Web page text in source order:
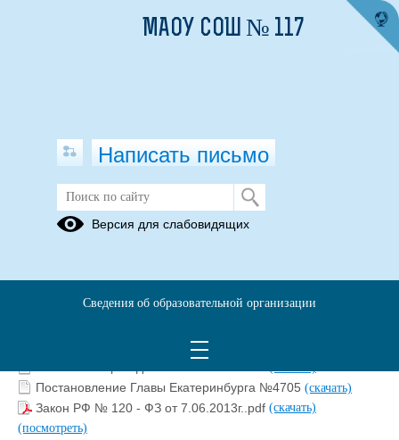
Законодательство
Законодательство
Статьи КоАП и УК РФ о вандализме и экстремизме
Постановление Главы Екатеринбурга №4705 (скачать)
Закон РФ № 120 - ФЗ от 7.06.2013г..pdf (скачать)
(посмотреть)
МАОУ СОШ № 117
Написать письмо
Версия для слабовидящих
Сведения об образовательной организации